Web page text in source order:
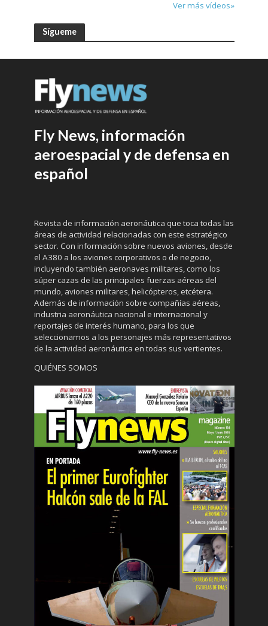
Ver más vídeos»
Sígueme
Fly News, información
aeroespacial y de defensa en
español
Revista de información aeronáutica que toca todas las
áreas de actividad relacionadas con este estratégico
sector. Con información sobre nuevos aviones, desde
el A380 a los aviones corporativos o de negocio,
incluyendo también aeronaves militares, como los
súper cazas de las principales fuerzas aéreas del
mundo, aviones militares, helicópteros, etcétera.
Además de información sobre compañías aéreas,
industria aeronáutica nacional e internacional y
reportajes de interés humano, para los que
seleccionamos a los personajes más representativos
de la actividad aeronáutica en todas sus vertientes.
QUIÉNES SOMOS